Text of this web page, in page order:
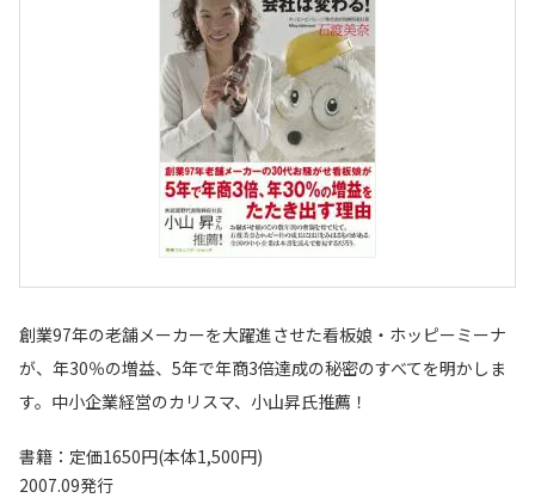
創業97年の老舗メーカーを大躍進させた看板娘・ホッピーミーナ
が、年30％の増益、5年で年商3倍達成の秘密のすべてを明かしま
す。中小企業経営のカリスマ、小山昇氏推薦！
書籍：定価1650円(本体1,500円)
2007.09発行